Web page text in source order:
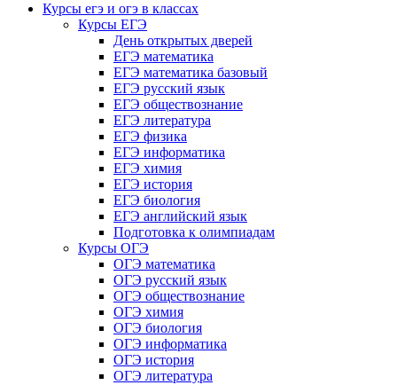
Курсы егэ и огэ в классах
Курсы ЕГЭ
День открытых дверей
ЕГЭ математика
ЕГЭ математика базовый
ЕГЭ русский язык
ЕГЭ обществознание
ЕГЭ литература
ЕГЭ физика
ЕГЭ информатика
ЕГЭ химия
ЕГЭ история
ЕГЭ биология
ЕГЭ английский язык
Подготовка к олимпиадам
Курсы ОГЭ
ОГЭ математика
ОГЭ русский язык
ОГЭ обществознание
ОГЭ химия
ОГЭ биология
ОГЭ информатика
ОГЭ история
ОГЭ литература